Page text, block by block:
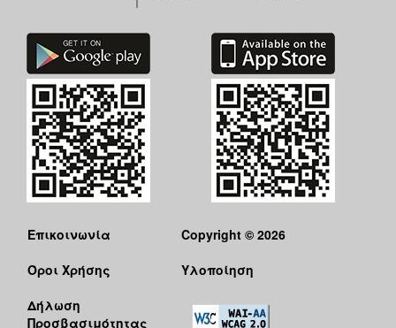
Επικοινωνία
Όροι Χρήσης
Δήλωση
Προσβασιμότητας
Copyright © 2026
Υλοποίηση